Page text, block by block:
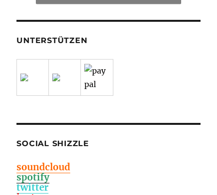
UNTERSTÜTZEN
SOCIAL SHIZZLE
soundcloud
spotify
twitter